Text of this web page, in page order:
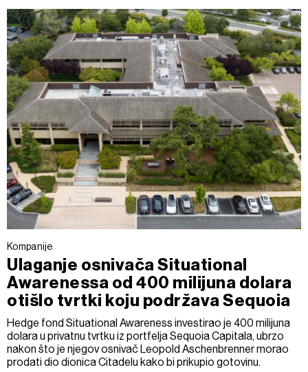
Kompanije
Ulaganje osnivača Situational
Awarenessa od 400 milijuna dolara
otišlo tvrtki koju podržava Sequoia
Hedge fond Situational Awareness investirao je 400 milijuna
dolara u privatnu tvrtku iz portfelja Sequoia Capitala, ubrzo
nakon što je njegov osnivač Leopold Aschenbrenner morao
prodati dio dionica Citadelu kako bi prikupio gotovinu.